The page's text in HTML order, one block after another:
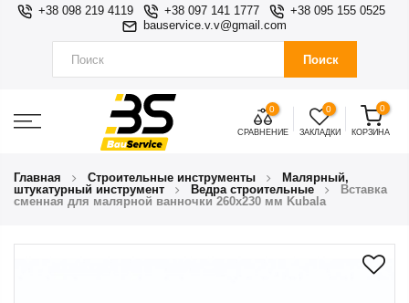
+38 098 219 4119 +38 097 141 1777
+38 095 155 0525
bauservice.v.v@gmail.com
Поиск
0
СРАВНЕНИЕ
0
ЗАКЛАДКИ
0
КОРЗИНА
Главная Строительные инструменты
Малярный,
штукатурный инструмент
Ведра строительные
Вставка
сменная для малярной ванночки 260х230 мм Kubala